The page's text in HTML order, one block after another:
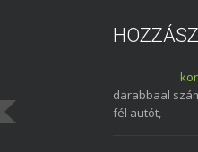
darabbaal
fél autót,